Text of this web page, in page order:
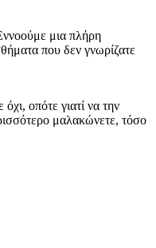
μια πλήρη
που δεν γνωρίζατε
οπότε γιατί να την
μαλακώνετε, τόσο